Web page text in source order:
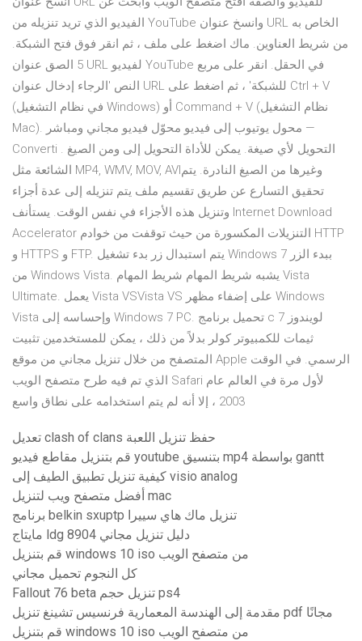
الفيديو الذي تريد تنزيله من YouTube وانسخ عنوان URL الخاص به
من شريط العناوين. ماك اضغط على ملف ، ثم انقر فوق فتح الشبكة.
5 الصق عنوان URL لفيديو YouTube في الحقل. انقر على مربع
النص 'الرجاء إدخال عنوان URL للشبكة' ، ثم اضغط على Ctrl + V
(في نظام التشغيل Windows) أو Command + V (نظام التشغيل
Mac). محول يوتيوب إلى فيديو محوّل فيديو مجاني ومباشر —
Converti . التحويل لأي صيغة. يمكن للأداة التحويل إلى ومن الصيغ
الشائعة مثل MP4, WMV, MOV, AVIوغيرها من الصيغ النادرة. يتم
تحقيق التسارع عن طريق تقسيم ملف يتم تنزيله إلى عدة أجزاء
وتنزيل هذه الأجزاء في نفس الوقت. يستأنف Internet Download
Accelerator التنزيلات المكسورة من حيث توقفت من خوادم HTTP
و HTTPS و FTP. يتم استبدال زر بدء تشغيل Windows 7 ببدء الزر
من Windows Vista. يشبه شريط المهام شريط المهام Vista
Ultimate. يعمل Vista VSVista VS على إضفاء مظهر Windows
Vista وإحساسه إلى Windows 7 PC. تحميل برنامج c لويندوز 7
ثيمات للكمبيوتر كولر بدلاً من ذلك ، يمكن للمستخدمين تثبيت
المتصفح من خلال تنزيل مجاني من موقع Apple الرسمي. في الوقت
الذي تم فيه طرح متصفح الويب Safari لأول مرة في العالم عام
2003 ، إلا أنه لم يتم استخدامه على نطاق واسع
تعديل clash of clans حفظ تنزيل اللعبة
قم بتنزيل مقاطع فيديو youtube بتنسيق mp4 بواسطة gantt
كيفية تنزيل تطبيق الطيف إلى visio analog
أفضل متصفح ويب لتنزيل mac
برنامج belkin sxuptp تنزيل ماك هاي سييرا
مايتاج ldg 8904 دليل تنزيل مجاني
قم بتنزيل windows 10 iso من متصفح الويب
كل النجوم تحميل مجاني
Fallout 76 beta تنزيل حجم ps4
مقدمة إلى الهندسة المعمارية فرنسيس تشينغ تنزيل pdf مجانًا
قم بتنزيل windows 10 iso من متصفح الويب